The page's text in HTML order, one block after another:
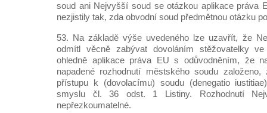
soud ani Nejvyšší soud se otázkou aplikace práva
nezjistily tak, zda obvodní soud předmětnou otázku
53. Na základě výše uvedeného lze uzavřít, že
odmítl věcně zabývat dovoláním stěžovatelky
ohledně aplikace práva EU s odůvodněním, že
napadené rozhodnutí městského soudu
přístupu k (dovolacímu) soudu (denegatio
smyslu čl. 36 odst. 1 Listiny. Rozhodnutí
nepřezkoumatelné.